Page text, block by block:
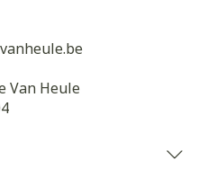
Van Heule